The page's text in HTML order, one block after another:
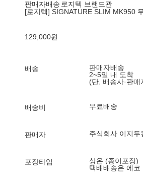
판매자배송 로지텍 브랜드관
[로지텍] SIGNATURE SLIM MK950
129,000원
배송
판매자배송
2~5일 내 도착
(단, 배송사·판
배송비 무료배송
판매자 주식회사 이지두
포장타입
상온 (종이포장)
택배배송은 에코